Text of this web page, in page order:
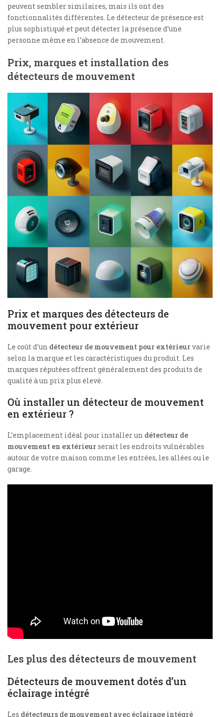
peuvent sembler similaires, mais ils ont des
fonctionnalités différentes. Le détecteur de présence est
plus sophistiqué et peut détecter la présence d’une
personne même en l’absence de mouvement.
Prix, marques et installation des
détecteurs de mouvement
Prix et marques des détecteurs de
mouvement pour extérieur
Le coût d’un détecteur de mouvement pour extérieurvarie
selon la marque et les caractéristiques du produit. Les
marques réputées offrent généralement des produits de
qualité à un prix plus élevé.
Où installer un détecteur de mouvement
en extérieur ?
L’emplacement idéal pour installer un détecteur de
mouvement en extérieurserait les endroits vulnérables
autour de votre maison comme les entrées, les allées ou le
garage.
Les plus des détecteurs de mouvement
Détecteurs de mouvement dotés d’un
éclairage intégré
Les détecteurs de mouvement avec éclairage intégré